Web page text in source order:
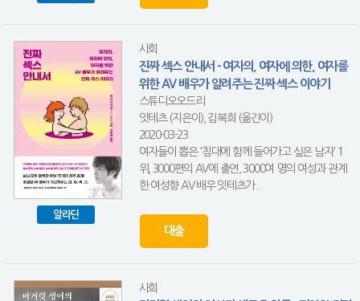
알라딘
사회
진짜 섹스 안내서 - 여자의, 여자에 의한, 여자를
위한 AV 배우가 알려주는 진짜 섹스 이야기
스튜디오오드리
잇테츠 (지은이), 김복희 (옮긴이)
2020-03-23
여자들이 뽑은 '침대에 함께 들어가고 싶은 남자' 1
위, 3000편의 AV에 출연, 3000여 명의 여성과 관계
한 여성향 AV 배우 잇테츠가...
대출
사회